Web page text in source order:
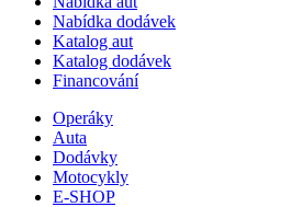
Nabídka dodávek
Katalog aut
Katalog dodávek
Financování
Operáky
Auta
Dodávky
Motocykly
E-SHOP